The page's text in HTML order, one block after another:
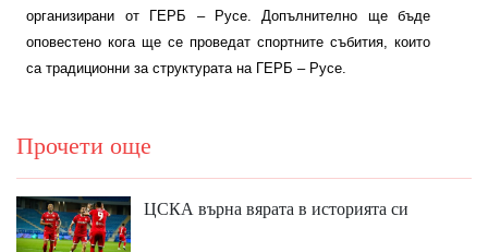
организирани от ГЕРБ – Русе. Допълнително ще бъде
оповестено кога ще се проведат спортните събития, които
са традиционни за структурата на ГЕРБ – Русе.
Прочети още
ЦСКА върна вярата в историята си